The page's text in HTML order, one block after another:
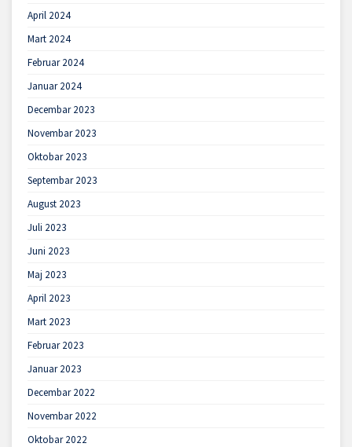
April 2024
Mart 2024
Februar 2024
Januar 2024
Decembar 2023
Novembar 2023
Oktobar 2023
Septembar 2023
August 2023
Juli 2023
Juni 2023
Maj 2023
April 2023
Mart 2023
Februar 2023
Januar 2023
Decembar 2022
Novembar 2022
Oktobar 2022